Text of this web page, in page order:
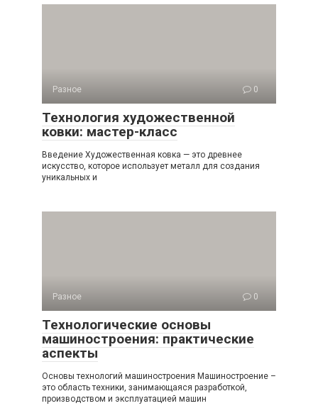
Разное 0
Технология художественной
ковки: мастер-класс
Введение Художественная ковка — это древнее
искусство, которое использует металл для создания
уникальных и
Разное 0
Технологические основы
машиностроения: практические
аспекты
Основы технологий машиностроения Машиностроение –
это область техники, занимающаяся разработкой,
производством и эксплуатацией машин